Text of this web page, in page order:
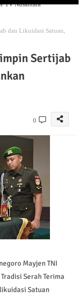
TV Nusantara
dan Likuidasi Satuan,
Sertijab
0
Mayjen TNI
Serah Terima
Satuan